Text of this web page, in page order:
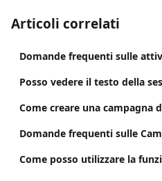
Articoli correlati
Posso vedere il testo della
Come creare una campagna
Domande frequenti sulle
Come posso utilizzare la